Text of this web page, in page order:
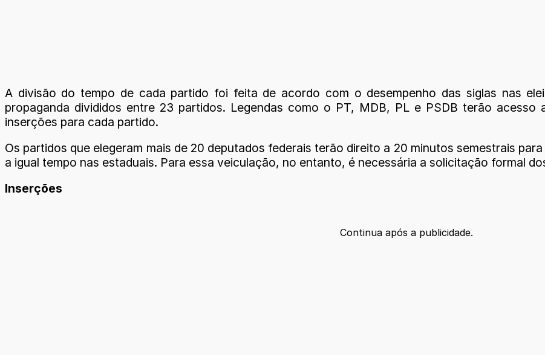
A divisão do tempo de cada partido foi feita de acordo com o desempenho das siglas nas
propaganda divididos entre 23 partidos. Legendas como o PT, MDB, PL e PSDB terão
inserções para cada partido.
Os partidos que elegeram mais de 20 deputados federais terão direito a 20 minutos semestrais
a igual tempo nas estaduais. Para essa veiculação, no entanto, é necessária a solicitação formal
Inserções
Continua após a publicidade.